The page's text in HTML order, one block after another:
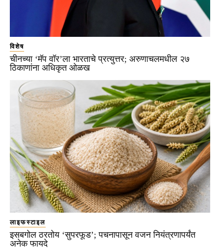
विशेष
चीनच्या ‘मॅप वॉर’ला भारताचे प्रत्युत्तर; अरुणाचलमधील २७
ठिकाणांना अधिकृत ओळख
लाइफस्टाइल
इसबगोल ठरतोय ‘सुपरफूड’; पचनापासून वजन नियंत्रणापर्यंत
अनेक फायदे